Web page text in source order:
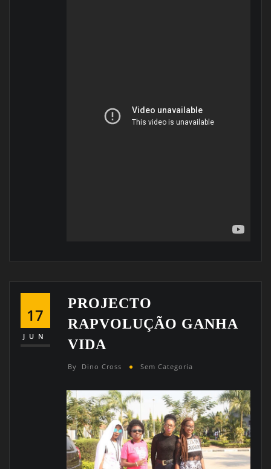
17
JUN
PROJECTO
RAPVOLUÇÃO GANHA
VIDA
By Dino Cross Sem Categoria